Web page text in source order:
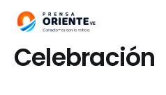
Celebración